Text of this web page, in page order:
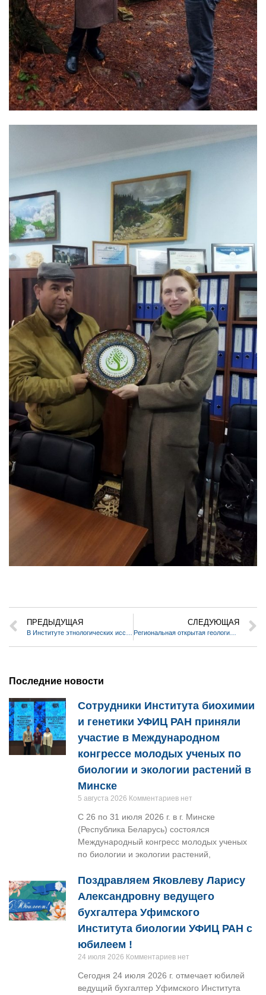
ПРЕДЫДУЩАЯ СЛЕДУЮЩАЯ
Региональная открытая геологическая школа Алтынтау
Последние новости
Сотрудники Института биохимии
и генетики УФИЦ РАН приняли
участие в Международном
конгрессе молодых ученых по
биологии и экологии растений в
Минске
5 августа 2026 Комментариев нет
С 26 по 31 июля 2026 г. в г. Минске
(Республика Беларусь) состоялся
Международный конгресс молодых ученых
по биологии и экологии растений,
Поздравляем Яковлеву Ларису
Александровну ведущего
бухгалтера Уфимского
Института биологии УФИЦ РАН с
юбилеем !
24 июля 2026 Комментариев нет
Сегодня 24 июля 2026 г. отмечает юбилей
ведущий бухгалтер Уфимского Института